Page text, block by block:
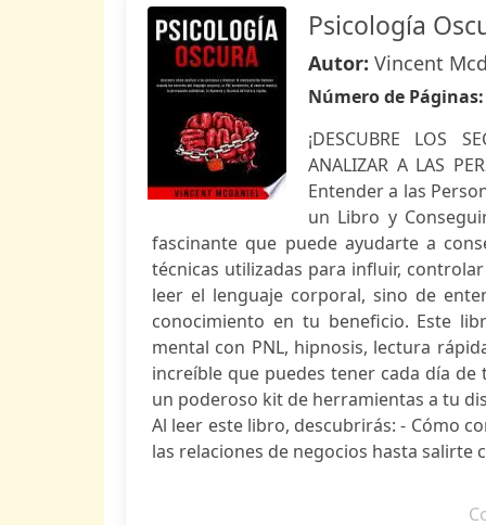
Psicología
Autor: Vincent
Número de
¡DESCUBRE LOS
ANALIZAR A LAS
Entender a las
un Libro y
fascinante que puede ayudarte a
técnicas utilizadas para influir,
leer el lenguaje corporal, sino de
conocimiento en tu beneficio. Este
mental con PNL, hipnosis, lectura
increíble que puedes tener cada día
un poderoso kit de herramientas a tu
Al leer este libro, descubrirás: - Cómo
las relaciones de negocios hasta salirte